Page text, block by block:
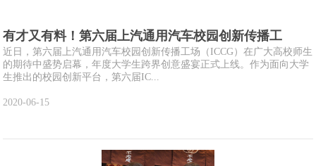
有才又有料！第六届上汽通用汽车校园创新传播工
近日，第六届上汽通用汽车校园创新传播工场（ICCG）在广大高校师生
的期待中盛势启幕，年度大学生跨界创意盛宴正式上线。作为面向大学
生推出的校园创新平台，第六届IC...
2020-06-15